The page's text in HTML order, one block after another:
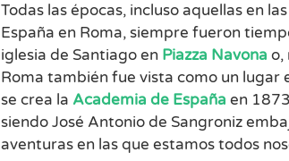
Todas las épocas, incluso aquellas en
España en Roma, siempre fueron
iglesia de Santiago en Piazza Navona o,
Roma también fue vista como un lugar
se crea la Academia de España en
siendo José Antonio de Sangroniz
aventuras en las que estamos todos